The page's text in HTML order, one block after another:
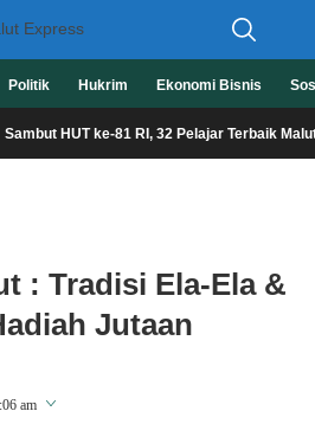
Politik Hukrim Ekonomi Bisnis
HUT ke-81 RI, 32 Pelajar Terbaik Malut
: Tradisi Ela-Ela &
Jutaan
am